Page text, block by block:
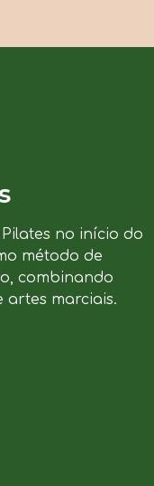
no início do
método de
combinando
artes marciais.